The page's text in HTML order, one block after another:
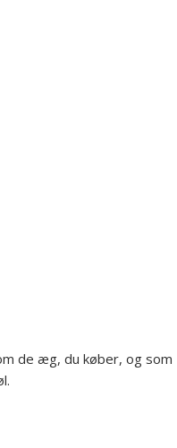
de æg, du køber, og som